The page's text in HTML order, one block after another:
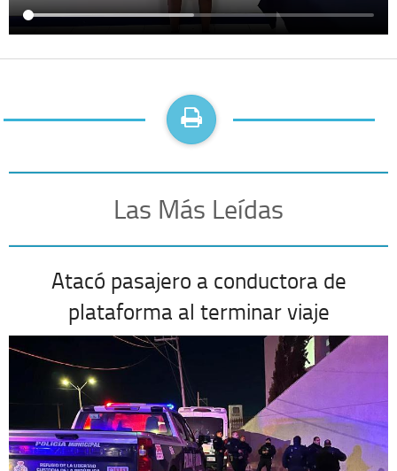
Las Más Leídas
Atacó pasajero a conductora de
plataforma al terminar viaje